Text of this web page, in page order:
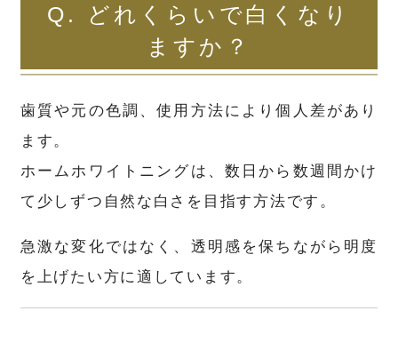
Q. どれくらいで白くなり
ますか？
歯質や元の色調、使用方法により個人差があり
ます。
ホームホワイトニングは、数日から数週間かけ
て少しずつ自然な白さを目指す方法です。
急激な変化ではなく、透明感を保ちながら明度
を上げたい方に適しています。